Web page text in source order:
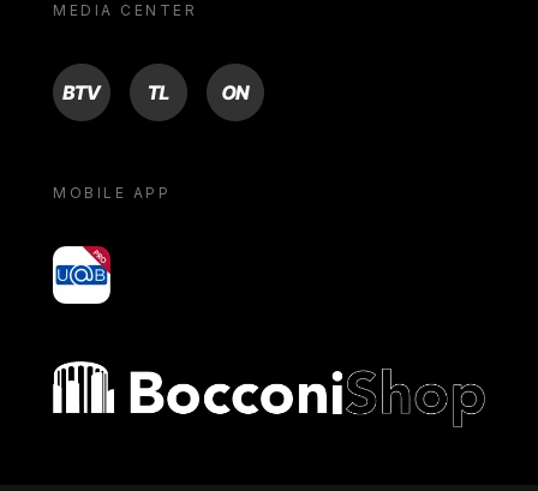
MEDIA CENTER
BTV TL ON
MOBILE APP
yoU@B
Bocconi shop